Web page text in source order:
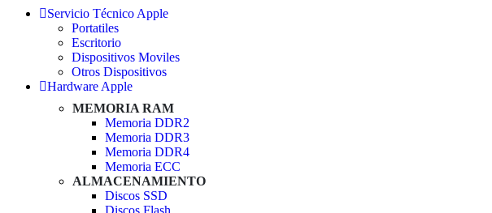
Servicio Técnico Apple
Portatiles
Escritorio
Dispositivos Moviles
Otros Dispositivos
Hardware Apple
MEMORIA RAM
Memoria DDR2
Memoria DDR3
Memoria DDR4
Memoria ECC
ALMACENAMIENTO
Discos SSD